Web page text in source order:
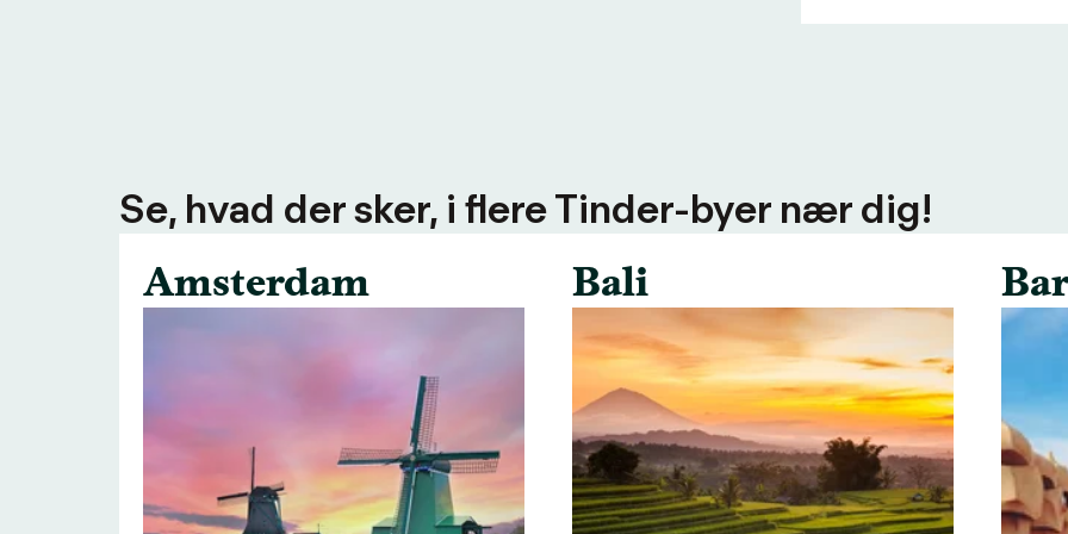
Se, hvad der sker, i flere Tinder-byer nær dig!
Amsterdam
Bali